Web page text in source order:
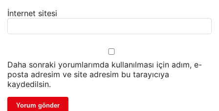
İnternet sitesi
Daha sonraki yorumlarımda kullanılması için adım, e-
posta adresim ve site adresim bu tarayıcıya
kaydedilsin.